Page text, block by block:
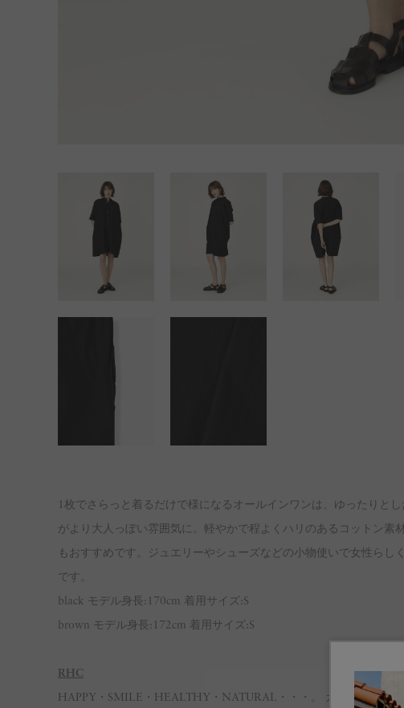
1枚でさらっと着るだけで様になるオールインワンは、ゆったりと
がより大人っぽい雰囲気に。軽やかで程よくハリのあるコットン素
もおすすめです。ジュエリーやシューズなどの小物使いで女性ら
です。
black モデル身長:170cm 着用サイズ:S
brown モデル身長:172cm 着用サイズ:S
RHC
HAPPY・SMILE・HEALTHY・NATURAL・・・。 カリフォルニ